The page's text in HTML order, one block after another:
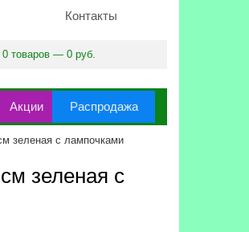
Контакты
0 товаров — 0 руб.
Акции Распродажа
зеленая с лампочками
зеленая с